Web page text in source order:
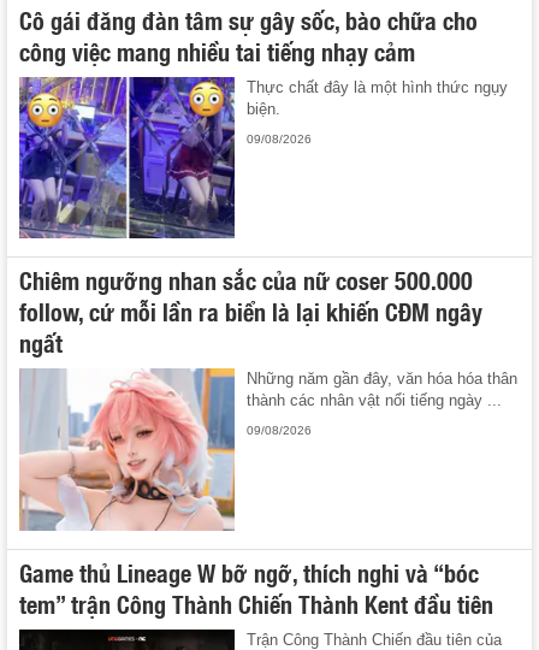
Cô gái đăng đàn tâm sự gây sốc, bào chữa cho
công việc mang nhiều tai tiếng nhạy cảm
Thực chất đây là một hình thức ngụy
biện.
09/08/2026
Chiêm ngưỡng nhan sắc của nữ coser 500.000
follow, cứ mỗi lần ra biển là lại khiến CĐM ngây
ngất
Những năm gần đây, văn hóa hóa thân
thành các nhân vật nổi tiếng ngày ...
09/08/2026
Game thủ Lineage W bỡ ngỡ, thích nghi và “bóc
tem” trận Công Thành Chiến Thành Kent đầu tiên
Trận Công Thành Chiến đầu tiên của